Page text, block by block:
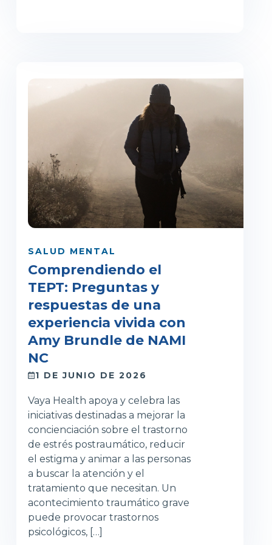
SALUD MENTAL
Comprendiendo el
TEPT: Preguntas y
respuestas de una
experiencia vivida con
Amy Brundle de NAMI
NC
1 DE JUNIO DE 2026
Vaya Health apoya y celebra las
iniciativas destinadas a mejorar la
concienciación sobre el trastorno
de estrés postraumático, reducir
el estigma y animar a las personas
a buscar la atención y el
tratamiento que necesitan. Un
acontecimiento traumático grave
puede provocar trastornos
psicológicos, […]